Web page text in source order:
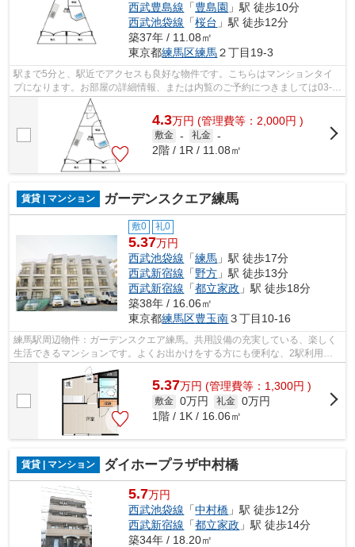
西武豊島線 「豊島園 」駅 徒歩10分
西武池袋線 「桜台 」駅 徒歩12分
築37年 / 11.08㎡
東京都練馬区練馬２丁目19-3
駅まで5分と、駅近でアクセスも良好な物件です。こちらはマンションタイ
プになります。お部屋の詳細情報、または内覧のご予約につきましては03-
5947-4800までお問い合わせください。ユ...
4.3万円 (管理費等：2,000円 )
敷金 - 礼金 -
2階 / 1R / 11.08㎡
賃貸 | マンション ガーデンスクエア練馬
敷0 礼0
5.37万円
西武池袋線 「練馬 」駅 徒歩17分
西武新宿線 「野方 」駅 徒歩13分
西武新宿線 「都立家政 」駅 徒歩18分
築38年 / 16.06㎡
東京都練馬区豊玉南３丁目10-16
練馬駅周辺物件：ガーデンスクエア練馬。共用設備の充実している、楽しく
生活できるマンションです。よくお出かけをする方にも便利な、2駅利用可
能なマンションです。ユニホー大泉学園...
5.37万円 (管理費等：1,300円 )
敷金 0万円 礼金 0万円
1階 / 1K / 16.06㎡
賃貸 | マンション ダイホープラザ中村橋
5.7万円
西武池袋線 「中村橋 」駅 徒歩12分
西武新宿線 「都立家政 」駅 徒歩14分
築34年 / 18.20㎡